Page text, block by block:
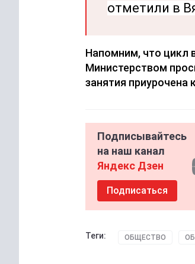
отметили в
Напомним, что цикл
Министерством
занятия приурочена
Подписывайтесь
на наш канал
Яндекс Дзен
Подписаться
Теги: ОБЩЕСТВО